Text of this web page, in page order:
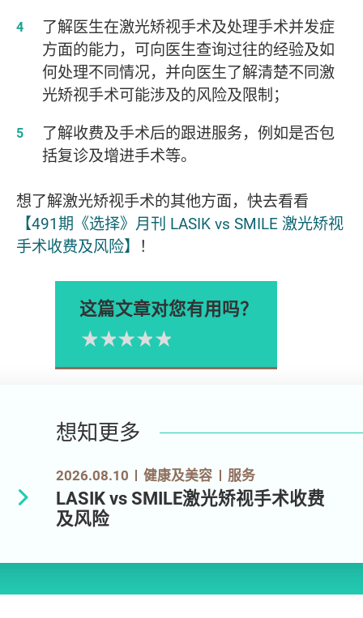
了解医生在激光矫视手术及处理手术并发症
方面的能力，可向医生查询过往的经验及如
何处理不同情况，并向医生了解清楚不同激
光矫视手术可能涉及的风险及限制；
了解收费及手术后的跟进服务，例如是否包
括复诊及增进手术等。
想了解激光矫视手术的其他方面，快去看看
【491期《选择》月刊 LASIK vs SMILE 激光矫视
手术收费及风险】
！
这篇文章对您有用吗？
Please rate
4星
3星
2星
1星
想知更多
2026.08.10 健康及美容 服务
LASIK vs SMILE激光矫视手术收费
及风险